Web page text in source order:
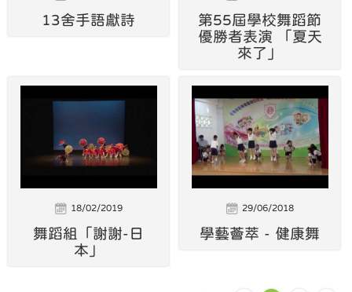
13舍手語獻詩
第55屆學校舞蹈節
優勝者表演 「夏天
來了」
18/02/2019
舞蹈組「謝謝-日
本」
29/06/2018
學藝薈萃 - 健康舞